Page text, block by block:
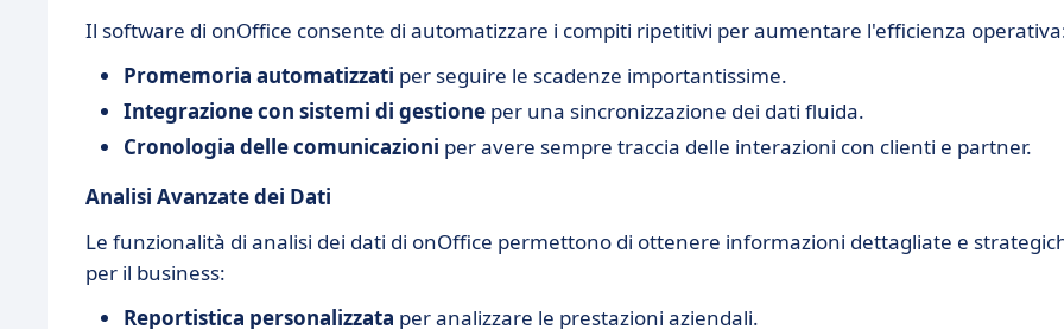
Il software di onOffice consente di automatizzare i compiti ripetitivi per aumentare l'efficienza
Promemoria automatizzati per seguire le scadenze importantissime.
Integrazione con sistemi di gestione per una sincronizzazione dei dati fluida.
Cronologia delle comunicazioni per avere sempre traccia delle interazioni con clienti e partner.
Analisi Avanzate dei Dati
Le funzionalità di analisi dei dati di onOffice permettono di ottenere informazioni dettagliate e
per il business:
Reportistica personalizzata per analizzare le prestazioni aziendali.